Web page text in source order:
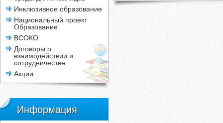
Инклюзивное образование
Национальный проект
Образование
ВСОКО
Договоры о
взаимодействии и
сотрудничестве
Акции
Информация